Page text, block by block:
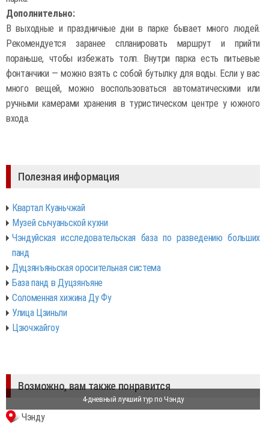
Дополнительно:
В выходные и праздничные дни в парке бывает много людей.
Рекомендуется заранее спланировать маршрут и прийти
пораньше, чтобы избежать толп. Внутри парка есть питьевые
фонтанчики — можно взять с собой бутылку для воды. Если у вас
много вещей, можно воспользоваться автоматическими или
ручными камерами хранения в туристическом центре у южного
входа.
Полезная информация
Квартал Куаньчжай
Музей сычуаньской кухни
Чэндуйская исследовательская база по разведению больших
панд
Дуцзянъяньская оросительная система
База панд в Дуцзянъяне
Соломенная хижина Ду Фу
Улица Цзиньли
Цзючжайгоу
Возможно, вам также понравится
4-дневный лучший тур по Чэнду
Чэнду